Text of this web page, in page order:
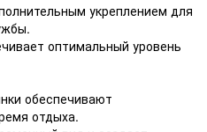
укреплением для
оптимальный уровень
обеспечивают
отдыха.